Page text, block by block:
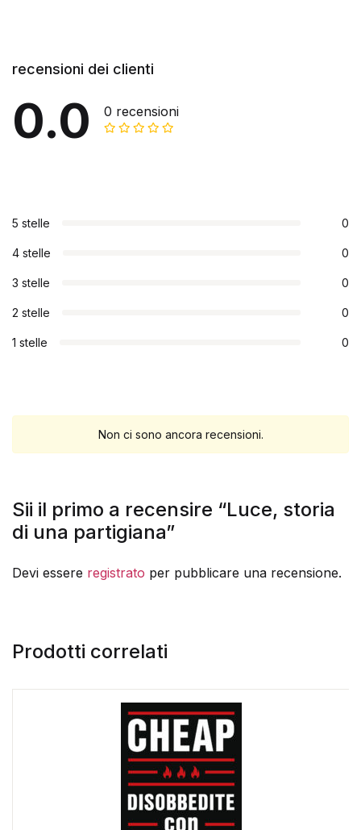
recensioni dei clienti
0.0 0 recensioni
5 stelle 0
4 stelle 0
3 stelle 0
2 stelle 0
1 stelle 0
Non ci sono ancora recensioni.
Sii il primo a recensire “Luce, storia
di una partigiana”
Devi essere registrato per pubblicare una recensione.
Prodotti correlati